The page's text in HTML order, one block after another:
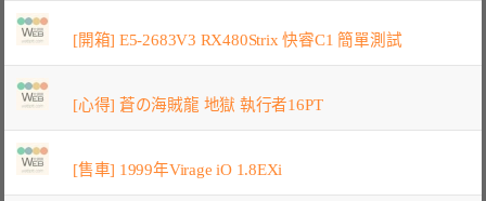
[開箱] E5-2683V3 RX480Strix 快睿C1 簡單測試
[心得] 蒼の海賊龍 地獄 執行者16PT
[售車] 1999年Virage iO 1.8EXi